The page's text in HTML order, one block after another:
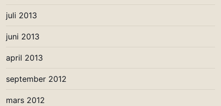
juli 2013
juni 2013
april 2013
september 2012
mars 2012